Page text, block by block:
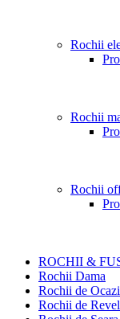
Rochii
Rochii
Rochii
ROCHII &
Rochii Dama
Rochii de
Rochii de